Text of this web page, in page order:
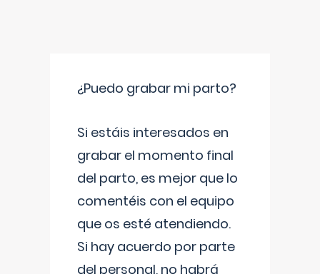
¿Puedo grabar mi parto?
Si estáis interesados en
grabar el momento final
del parto, es mejor que lo
comentéis con el equipo
que os esté atendiendo.
Si hay acuerdo por parte
del personal, no habrá